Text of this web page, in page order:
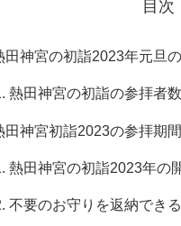
目次
田神宮の初詣2023年元旦
熱田神宮の初詣の参拝者数
田神宮初詣2023の参拝期
熱田神宮の初詣2023年の
不要のお守りを返納でき